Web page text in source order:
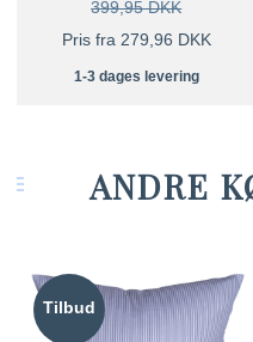
399,95 DKK
Pris fra 279,96 DKK
1-3 dages levering
ANDRE
Tilbud